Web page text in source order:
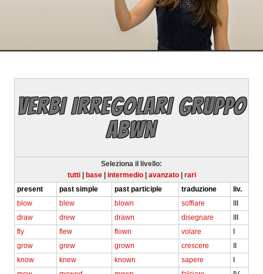
VERBI IRREGOLARI GRUPPO
ABWN
Seleziona il livello:
tutti| base| intermedio| avanzato| rari
present
past simple past participle traduzione
liv.
blow
blew blown soffiare
draw
drew drawn disegnare
fly
flew flown volare
grow
grew grown crescere
know
knew known sapere